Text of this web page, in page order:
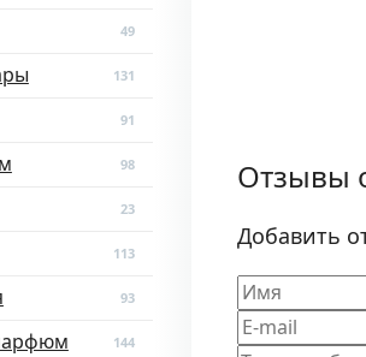
Отзывы
Добавить
49
131
91
98
23
113
93
144